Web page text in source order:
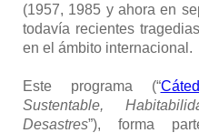
(1957, 1985 y ahora en
todavía recientes
en el ámbito internacional.
Este programa (“
Sustentable,
Desastres”), forma